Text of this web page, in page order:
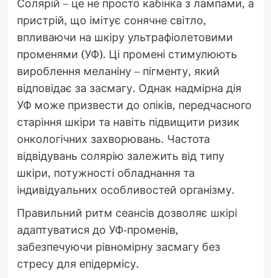
Солярій – це не просто кабінка з лампами, а
пристрій, що імітує сонячне світло,
впливаючи на шкіру ультрафіолетовими
променями (УФ). Ці промені стимулюють
вироблення меланіну – пігменту, який
відповідає за засмагу. Однак надмірна дія
УФ може призвести до опіків, передчасного
старіння шкіри та навіть підвищити ризик
онкологічних захворювань. Частота
відвідувань солярію залежить від типу
шкіри, потужності обладнання та
індивідуальних особливостей організму.
Правильний ритм сеансів дозволяє шкірі
адаптуватися до УФ-променів,
забезпечуючи рівномірну засмагу без
стресу для епідермісу.